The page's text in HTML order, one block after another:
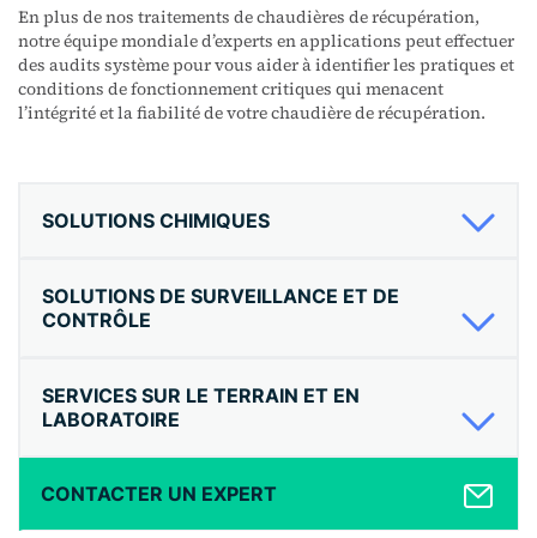
En plus de nos traitements de chaudières de récupération,
notre équipe mondiale d’experts en applications peut effectuer
des audits système pour vous aider à identifier les pratiques et
conditions de fonctionnement critiques qui menacent
l’intégrité et la fiabilité de votre chaudière de récupération.
SOLUTIONS CHIMIQUES
SOLUTIONS DE SURVEILLANCE ET DE
CONTRÔLE
SERVICES SUR LE TERRAIN ET EN
LABORATOIRE
CONTACTER UN EXPERT